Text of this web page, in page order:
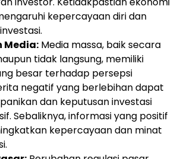
kepercayaan diri dan
Media: Media massa, baik secara
tidak langsung, memiliki
besar terhadap persepsi
negatif yang berlebihan dapat
dan keputusan investasi
Sebaliknya, informasi yang positif
kepercayaan dan minat